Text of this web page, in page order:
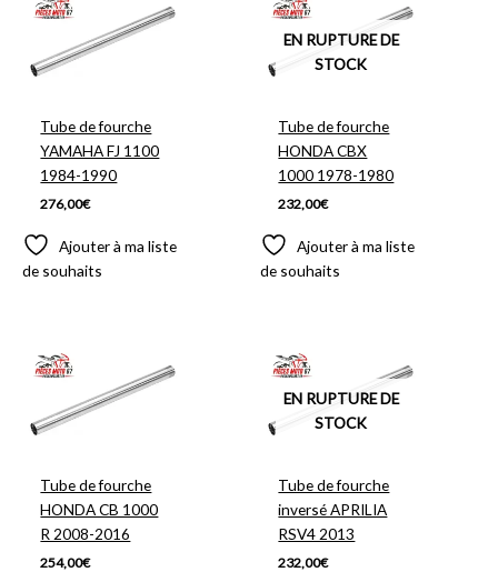
Tube de fourche
YAMAHA FJ 1100
1984-1990
276,00€
Ajouter à ma liste
de souhaits
EN RUPTURE DE
STOCK
Tube de fourche
HONDA CBX
1000 1978-1980
232,00€
Ajouter à ma liste
de souhaits
Tube de fourche
HONDA CB 1000
R 2008-2016
254,00€
EN RUPTURE DE
STOCK
Tube de fourche
inversé APRILIA
RSV4 2013
232,00€